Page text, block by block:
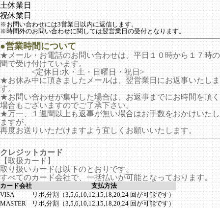
土休業日
祝休業日
※お問い合わせには3営業日以内に返信します。
※時間外のお問い合わせに関しては翌営業日の受付となります。
●営業時間について
★メール・お電話のお問い合わせは、平日１０時から１７時の
間で受け付けています。
<定休日:水・土・日曜日・祝日>
★お休み中に頂きましたメールは、翌営業日にお返事いたしま
す。
★お問い合わせが集中した場合は、お返事までにお時間を頂く
場合もございますのでご了承下さい。
★万一、１週間以上も返事が無い場合はお手数をおかけいたし
ますが、
再度お送りいただけますよう宜しくお願いいたします。
クレジットカード
【取扱カード】
取り扱いカードは以下のとおりです。
すべてのカード会社で、一括払いが可能となっております。
カード会社
支払方法
VISA
リボ,分割（3,5,6,10,12,15,18,20,24 回が可能です）
MASTER
リボ,分割（3,5,6,10,12,15,18,20,24 回が可能です）